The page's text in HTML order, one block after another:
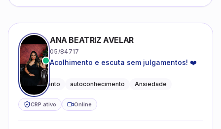
ANA BEATRIZ AVELAR
05/84717
Acolhimento e escuta sem julgamentos! ❤️
Acolhimento autoconhecimento Ansiedade
CRP ativo Online